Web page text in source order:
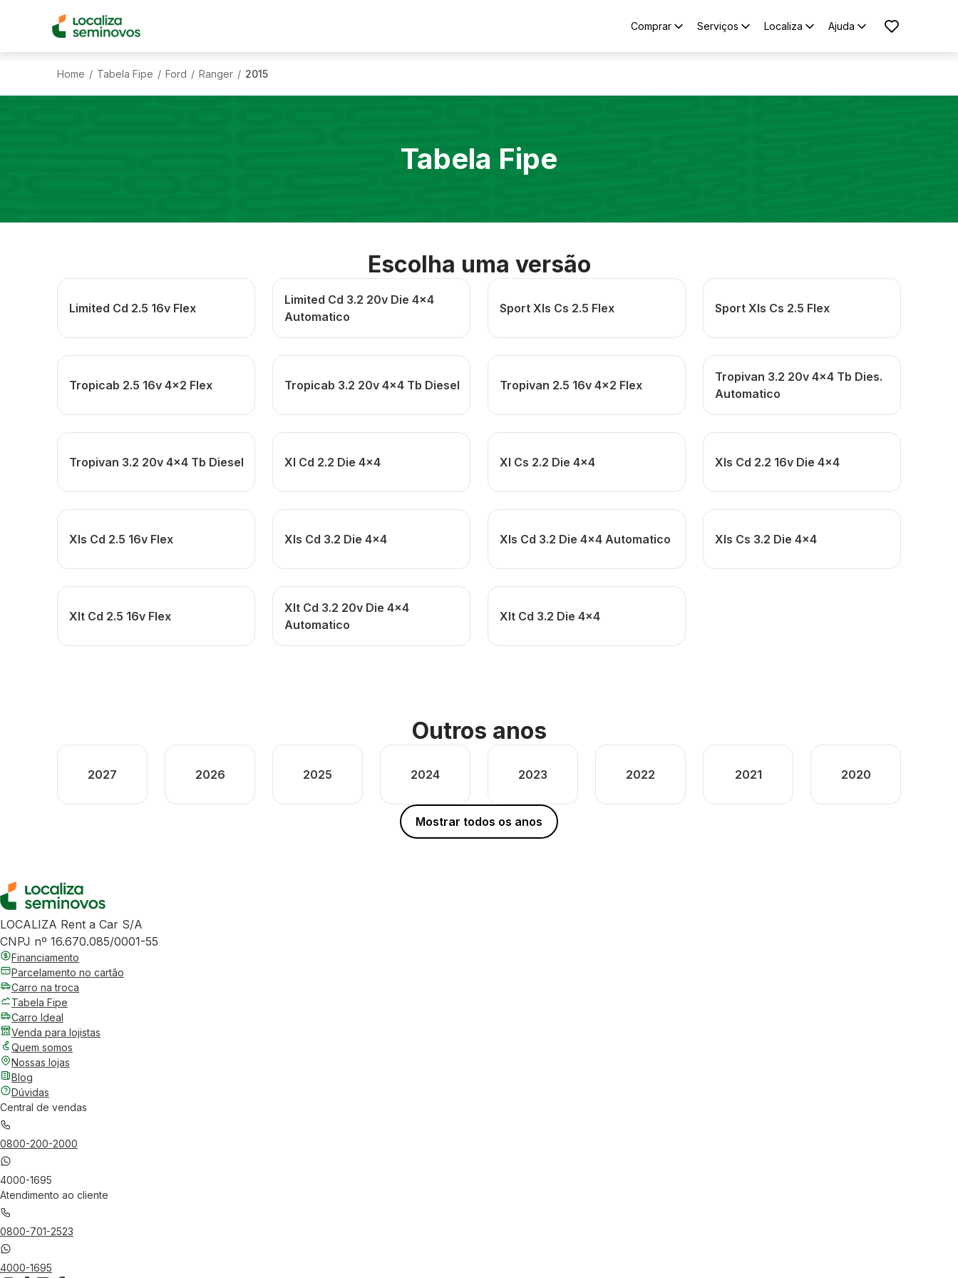
Comprar Serviços Localiza Ajuda
Home / Tabela Fipe / Ford / Ranger / 2015
Tabela Fipe
Escolha uma versão
Limited Cd 2.5 16v Flex
Limited Cd 3.2 20v Die 4x4
Automatico
Sport Xls Cs 2.5 Flex Sport Xls Cs 2.5 Flex
Tropicab 2.5 16v 4x2 Flex Tropicab 3.2 20v 4x4 Tb Diesel Tropivan 2.5 16v 4x2 Flex
Tropivan 3.2 20v 4x4 Tb Dies.
Automatico
Tropivan 3.2 20v 4x4 Tb Diesel Xl Cd 2.2 Die 4x4 Xl Cs 2.2 Die 4x4 Xls Cd 2.2 16v Die 4x4
Xls Cd 2.5 16v Flex Xls Cd 3.2 Die 4x4 Xls Cd 3.2 Die 4x4 Automatico Xls Cs 3.2 Die 4x4
Xlt Cd 2.5 16v Flex
Xlt Cd 3.2 20v Die 4x4
Automatico
Xlt Cd 3.2 Die 4x4
Outros anos
2027 2026 2025 2024 2023 2022 2021 2020
Mostrar todos os anos
LOCALIZA Rent a Car S/A
CNPJ nº 16.670.085/0001-55
Financiamento
Parcelamento no cartão
Carro na troca
Tabela Fipe
Carro Ideal
Venda para lojistas
Quem somos
Nossas lojas
Blog
Dúvidas
Central de vendas
0800-200-2000
4000-1695
Atendimento ao cliente
0800-701-2523
4000-1695